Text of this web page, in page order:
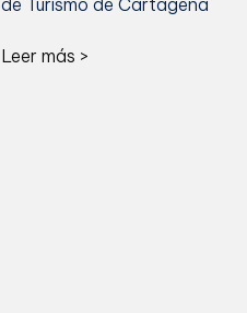
Leer más >